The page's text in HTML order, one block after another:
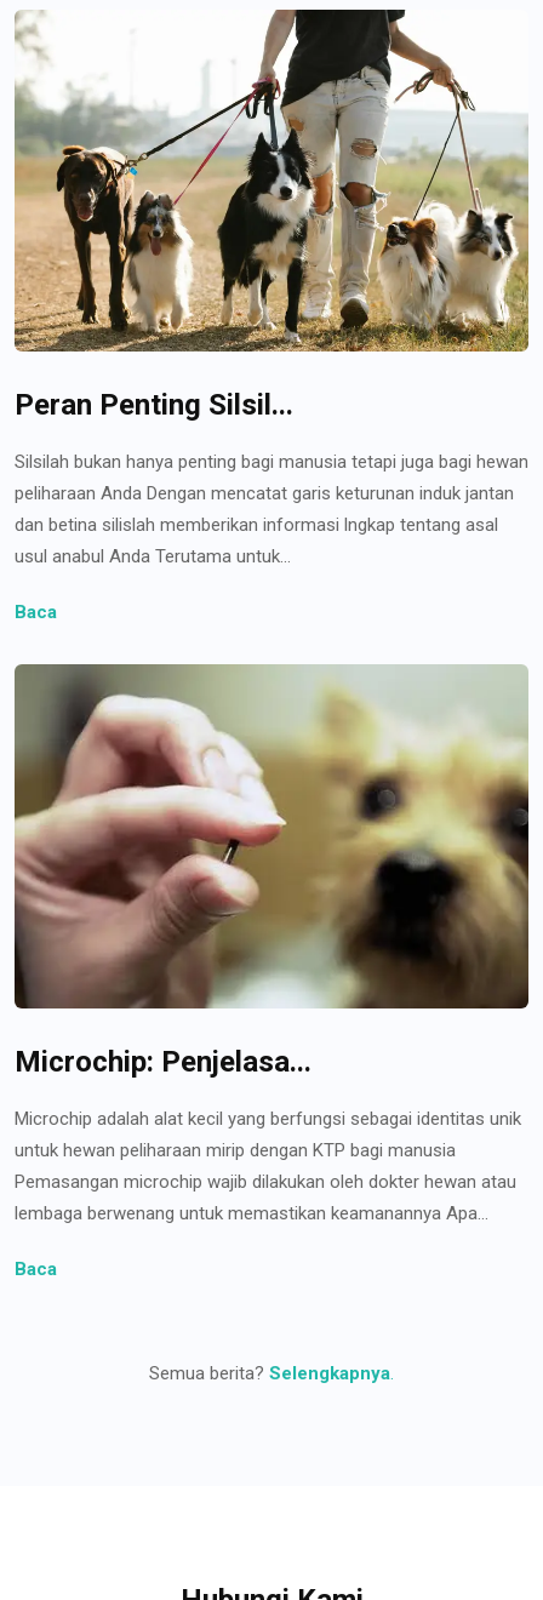
Peran Penting Silsil...
Silsilah bukan hanya penting bagi manusia tetapi juga bagi hewan
peliharaan Anda Dengan mencatat garis keturunan induk jantan
dan betina silislah memberikan informasi lngkap tentang asal
usul anabul Anda Terutama untuk...
Baca
Microchip: Penjelasa...
Microchip adalah alat kecil yang berfungsi sebagai identitas unik
untuk hewan peliharaan mirip dengan KTP bagi manusia
Pemasangan microchip wajib dilakukan oleh dokter hewan atau
lembaga berwenang untuk memastikan keamanannya Apa...
Baca
Semua berita? Selengkapnya.